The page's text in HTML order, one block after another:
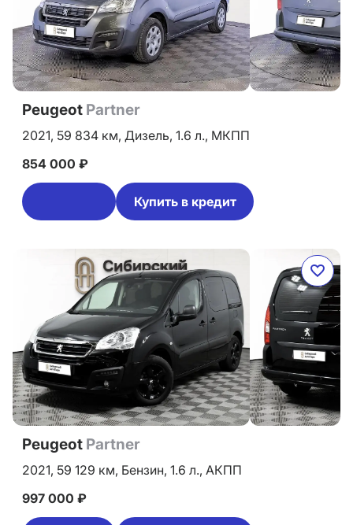
Peugeot Partner
2021, 59 834 км, Дизель, 1.6 л., МКПП
854 000 ₽
Купить в кредит
Peugeot Partner
2021, 59 129 км, Бензин, 1.6 л., АКПП
997 000 ₽